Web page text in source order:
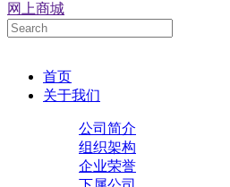
网上商城
首页
关于我们
公司简介
组织架构
企业荣誉